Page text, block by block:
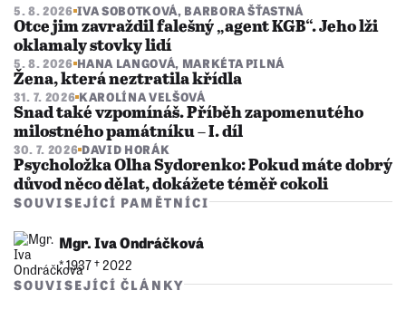
5. 8. 2026 IVA SOBOTKOVÁ, BARBORA ŠŤASTNÁ
Otce jim zavraždil falešný „agent KGB“. Jeho lži
oklamaly stovky lidí
5. 8. 2026 HANA LANGOVÁ, MARKÉTA PILNÁ
Žena, která neztratila křídla
31. 7. 2026 KAROLÍNA VELŠOVÁ
Snad také vzpomínáš. Příběh zapomenutého
milostného památníku – I. díl
30. 7. 2026 DAVID HORÁK
Psycholožka Olha Sydorenko: Pokud máte dobrý
důvod něco dělat, dokážete téměř cokoli
SOUVISEJÍCÍ PAMĚTNÍCI
Mgr. Iva Ondráčková
* 1937 †︎ 2022
SOUVISEJÍCÍ ČLÁNKY